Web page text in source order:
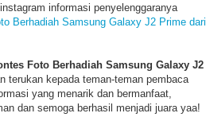
informasi penyelenggaranya
Berhadiah Samsung Galaxy J2 Prime dari
Foto Berhadiah Samsung Galaxy J2
terukan kepada teman-teman pembaca
yang menarik dan bermanfaat,
dan semoga berhasil menjadi juara yaa!